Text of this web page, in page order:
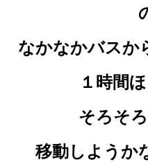
なかなかバスか
１時間
そろそ
移動しようか